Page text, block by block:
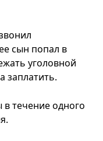
сын попал в
уголовной
заплатить.
течение одного